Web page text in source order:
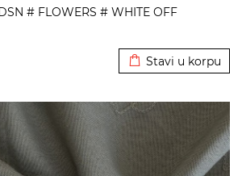
# FLOWERS # WHITE OFF
Stavi u korpu